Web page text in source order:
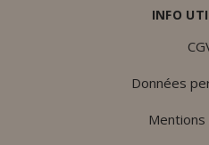
INFO
Données
Mentions